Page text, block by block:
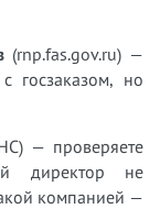
(rnp.fas.gov.ru) —
госзаказом, но
— проверяете
директор не
компанией —